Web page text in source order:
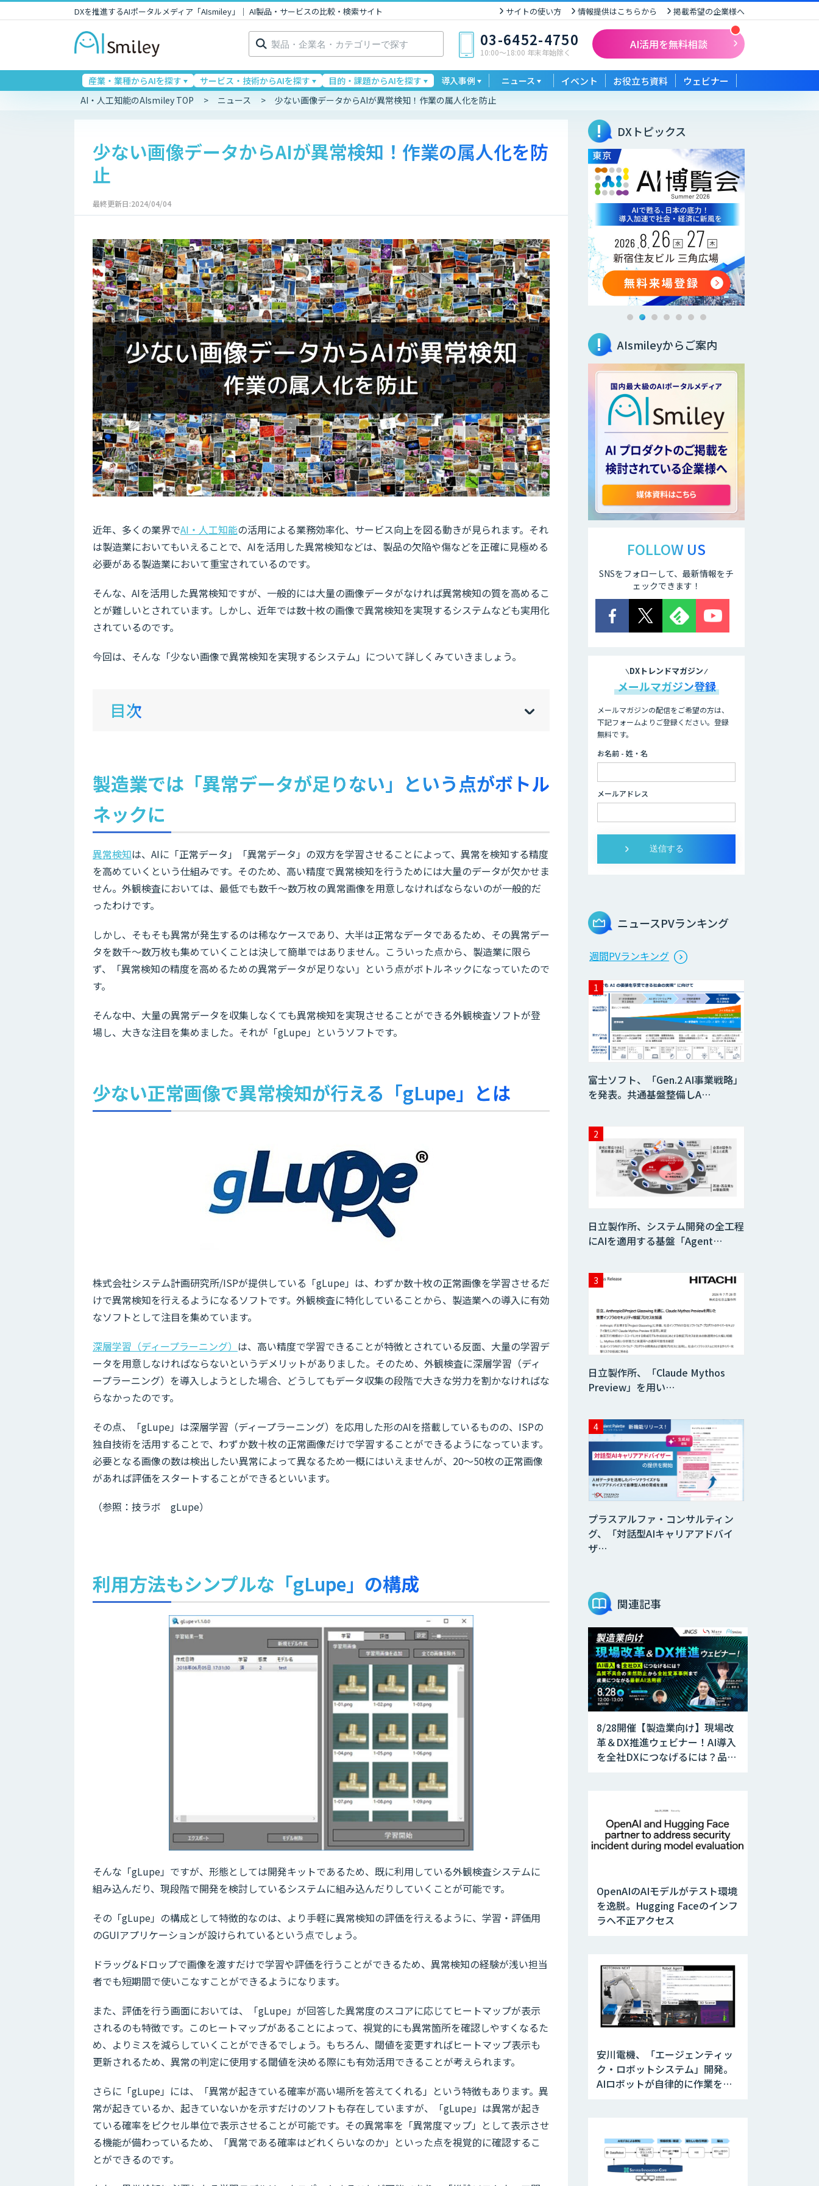
DXを推進するAIポータルメディア「AIsmiley」｜ AI製品・サービスの比較・検索サイト サイトの使い方 情報提供はこちらから 掲載希望の企業様へ
検
索: 03-6452-4750
10:00〜18:00 年末年始除く
AI活用を無料相談
産業・業種からAIを探す サービス・技術からAIを探す 目的・課題からAIを探す 導入事例 ニュース イベント お役立ち資料 ウェビナー
AI・人工知能のAIsmiley TOP ニュース 少ない画像データからAIが異常検知！作業の属人化を防止
少ない画像データからAIが異常検知！作業の属人化を防
止
最終更新日:2024/04/04
近年、多くの業界でAI・人工知能の活用による業務効率化、サービス向上を図る動きが見られます。それ
は製造業においてもいえることで、AIを活用した異常検知などは、製品の欠陥や傷などを正確に見極める
必要がある製造業において重宝されているのです。
そんな、AIを活用した異常検知ですが、一般的には大量の画像データがなければ異常検知の質を高めるこ
とが難しいとされています。しかし、近年では数十枚の画像で異常検知を実現するシステムなども実用化
されているのです。
今回は、そんな「少ない画像で異常検知を実現するシステム」について詳しくみていきましょう。
目次 [hi
]
[sh
]
製造業では「異常データが足りない」という点がボトル
ネックに
異常検知は、AIに「正常データ」「異常データ」の双方を学習させることによって、異常を検知する精度
を高めていくという仕組みです。そのため、高い精度で異常検知を行うためには大量のデータが欠かせま
せん。外観検査においては、最低でも数千〜数万枚の異常画像を用意しなければならないのが一般的だ
ったわけです。
しかし、そもそも異常が発生するのは稀なケースであり、大半は正常なデータであるため、その異常デー
タを数千〜数万枚も集めていくことは決して簡単ではありません。こういった点から、製造業に限ら
ず、「異常検知の精度を高めるための異常データが足りない」という点がボトルネックになっていたので
す。
そんな中、大量の異常データを収集しなくても異常検知を実現させることができる外観検査ソフトが登
場し、大きな注目を集めました。それが「gLupe」というソフトです。
少ない正常画像で異常検知が行える「gLupe」とは
株式会社システム計画研究所/ISPが提供している「gLupe」は、わずか数十枚の正常画像を学習させるだ
けで異常検知を行えるようになるソフトです。外観検査に特化していることから、製造業への導入に有効
なソフトとして注目を集めています。
深層学習（ディープラーニング） は、高い精度で学習できることが特徴とされている反面、大量の学習デ
ータを用意しなければならないというデメリットがありました。そのため、外観検査に深層学習（ディ
ープラーニング）を導入しようとした場合、どうしてもデータ収集の段階で大きな労力を割かなければな
らなかったのです。
その点、「gLupe」は深層学習（ディープラーニング）を応用した形のAIを搭載しているものの、ISPの
独自技術を活用することで、わずか数十枚の正常画像だけで学習することができるようになっています。
必要となる画像の数は検出したい異常によって異なるため一概にはいえませんが、20〜50枚の正常画像
があれば評価をスタートすることができるといいます。
（参照：技ラボ gLupe）
利用方法もシンプルな「gLupe」の構成
そんな「gLupe」ですが、形態としては開発キットであるため、既に利用している外観検査システムに
組み込んだり、現段階で開発を検討しているシステムに組み込んだりしていくことが可能です。
その「gLupe」の構成として特徴的なのは、より手軽に異常検知の評価を行えるように、学習・評価用
のGUIアプリケーションが設けられているという点でしょう。
ドラッグ&ドロップで画像を渡すだけで学習や評価を行うことができるため、異常検知の経験が浅い担当
者でも短期間で使いこなすことができるようになります。
また、評価を行う画面においては、「gLupe」が回答した異常度のスコアに応じてヒートマップが表示
されるのも特徴です。このヒートマップがあることによって、視覚的にも異常箇所を確認しやすくなるた
め、よりミスを減らしていくことができるでしょう。もちろん、閾値を変更すればヒートマップ表示も
更新されるため、異常の判定に使用する閾値を決める際にも有効活用できることが考えられます。
さらに「gLupe」には、「異常が起きている確率が高い場所を答えてくれる」という特徴もあります。異
常が起きているか、起きていないかを示すだけのソフトも存在していますが、「gLupe」は異常が起き
ている確率をピクセル単位で表示させることが可能です。その異常率を「異常度マップ」として表示させ
る機能が備わっているため、「異常である確率はどれくらいなのか」といった点を視覚的に確認するこ
とができるのです。
DXトピックス
AIsmileyからご案内
FOLLOW US
SNSをフォローして、最新情報をチ
ェックできます！
DXトレンドマガジン
メールマガジン登録
メールマガジンの配信をご希望の方は、
下記フォームよりご登録ください。登録
無料です。
お名前 - 姓・名
メールアドレス
ニュースPVランキング
週間PVランキング
富士ソフト、「Gen.2 AI事業戦略」
を発表。共通基盤整備しA…
日立製作所、システム開発の全工程
にAIを適用する基盤「Agent…
日立製作所、「Claude Mythos
Preview」を用い…
プラスアルファ・コンサルティン
グ、「対話型AIキャリアアドバイ
ザ…
関連記事
8/28開催【製造業向け】現場改
革＆DX推進ウェビナー！AI導入
を全社DXにつなげるには？品質
OpenAIのAIモデルがテスト環境
を逸脱。Hugging Faceのインフ
ラへ不正アクセス
安川電機、「エージェンティッ
ク・ロボットシステム」開発。
AIロボットが自律的に作業を実